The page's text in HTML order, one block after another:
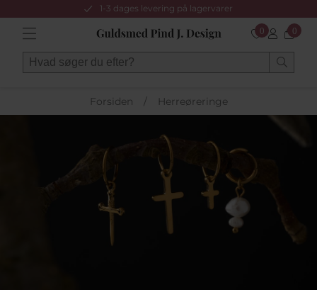
1-3 dages levering på lagervarer
0 0
Forsiden / Herreøreringe